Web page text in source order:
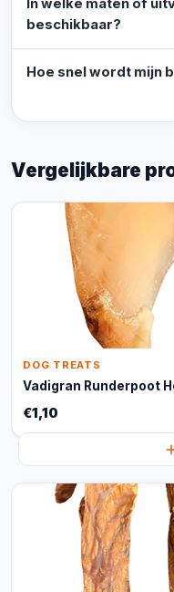
In welke maten of
beschikbaar?
Hoe snel wordt mijn
Vergelijkbare
DOG TREATS
Vadigran Runderpoot
€1,10